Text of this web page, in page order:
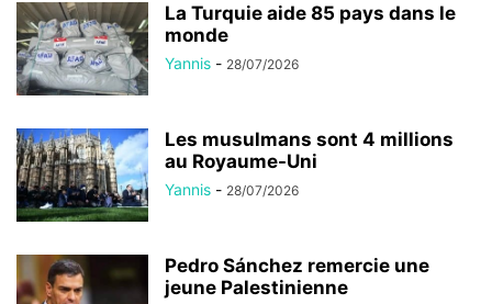
La Turquie aide 85 pays dans le
monde
Yannis - 28/07/2026
Les musulmans sont 4 millions
au Royaume-Uni
Yannis - 28/07/2026
Pedro Sánchez remercie une
jeune Palestinienne